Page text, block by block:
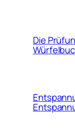
Die